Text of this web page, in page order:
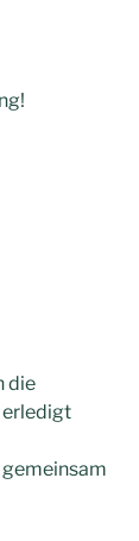
die
erledigt